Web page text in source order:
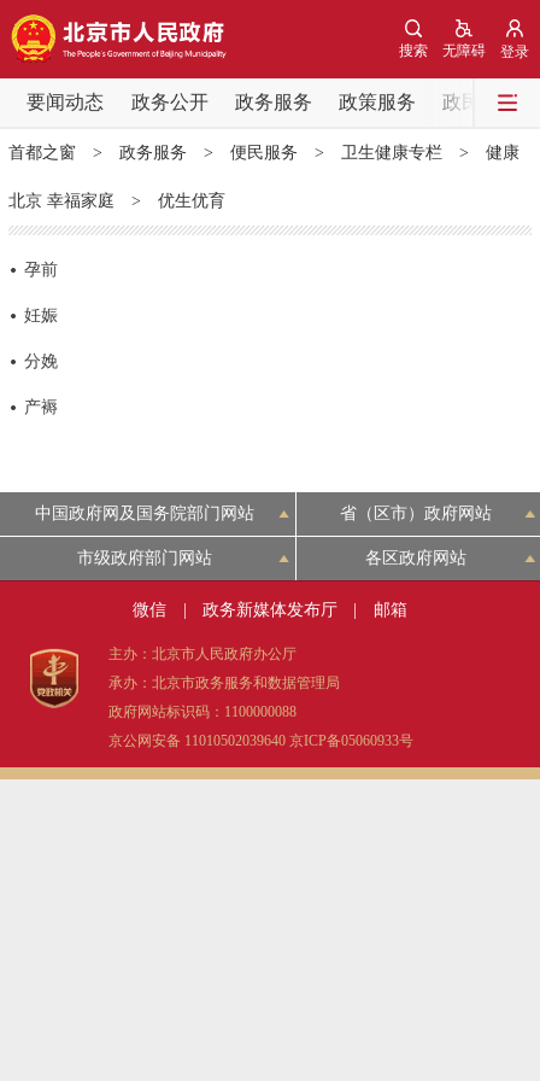
登录
无障碍
搜索
要闻动态 政务公开 政务服务 政策服务 政民互动
要闻动态
党中央精神 国务院信息 中央部委动态
北京要闻 会议信息 部门动态
政务公开
政策兑现 政策解读 回应关切
决策公开
个人服务 法人服务
便民服务 利企服务 投资项目
首都之窗> 政务服务 > 便民服务 > 卫生健康专栏> 健康
北京 幸福家庭 > 优生优育
孕前
妊娠
分娩
产褥
中国政府网及国务院部门网站 省（区市）政府网站
市级政府部门网站 各区政府网站
微信 政务新媒体发布厅 邮箱
主办：北京市人民政府办公厅
承办：北京市政务服务和数据管理局
政府网站标识码：1100000088
京公网安备 11010502039640 京ICP备05060933号